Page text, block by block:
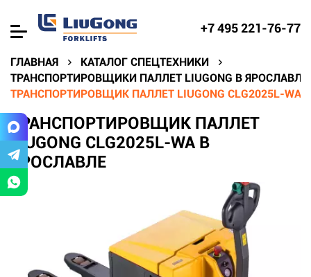
+7 495 221-76-77
ГЛАВНАЯ
КАТАЛОГ СПЕЦТЕХНИКИ
ТРАНСПОРТИРОВЩИКИ ПАЛЛЕТ LIUGONG В ЯРОСЛАВЛЕ
ТРАНСПОРТИРОВЩИК ПАЛЛЕТ LIUGONG CLG2025L-WA
ТРАНСПОРТИРОВЩИК ПАЛЛЕТ
LIUGONG CLG2025L-WA В
ЯРОСЛАВЛЕ